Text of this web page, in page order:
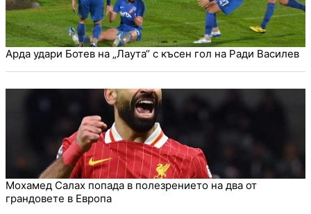
Арда удари Ботев на „Лаута“ с късен гол на Ради Василев
Мохамед Салах попада в полезрението на два от
грандовете в Европа